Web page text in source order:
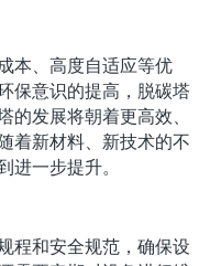
本、高度自适应等优
保意识的提高，脱碳塔
发展将朝着更高效、
着新材料、新技术的不
一步提升。
程和安全规范，确保设